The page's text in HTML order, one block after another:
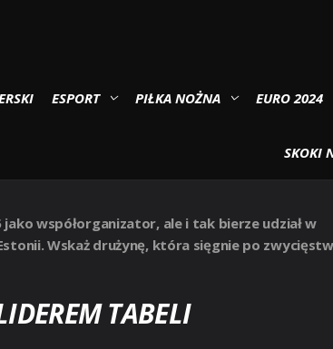
ESPORT PIŁKA NOŻNA EURO 2024
SKOKI
W 3 KOLEJCE
jako współorganizator, ale i tak bierze udział w
Wskaż drużynę, która sięgnie po
TABELI